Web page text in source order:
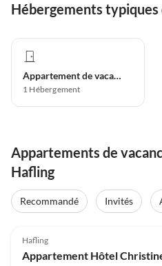
Hébergements typiques
Appartement de vacances
1 Hébergement
Appartements de
Hafling
Recommandé Invités
Hafling